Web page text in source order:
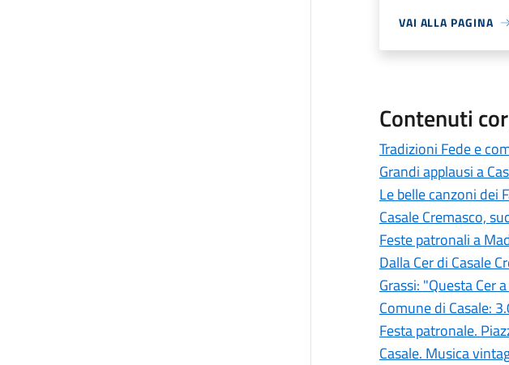
VAI ALLA PAGINA
Contenuti
Tradizioni Fede e
Grandi applausi a
Le belle canzoni dei
Casale Cremasco,
Feste patronali a
Dalla Cer di Casale
Grassi: "Questa Cer
Comune di Casale:
Festa patronale.
Casale. Musica